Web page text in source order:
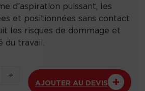
d’aspiration puissant, les
et positionnées sans contact
les risques de dommage et
du travail.
+
AJOUTER AU DEVIS